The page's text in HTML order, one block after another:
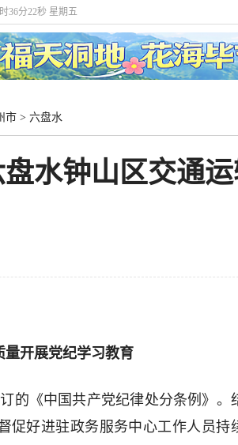
36分23秒 星期五
市 > 六盘水
盘水钟山区交通
开展党纪学习教育
的《中国共产党纪律处分条例》。
促好进驻政务服务中心工作人员持